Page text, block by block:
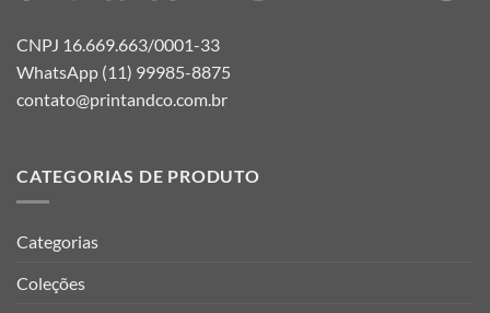
CNPJ 16.669.663/0001-33
WhatsApp (11) 99985-8875
contato@printandco.com.br
CATEGORIAS DE PRODUTO
Categorias
Coleções